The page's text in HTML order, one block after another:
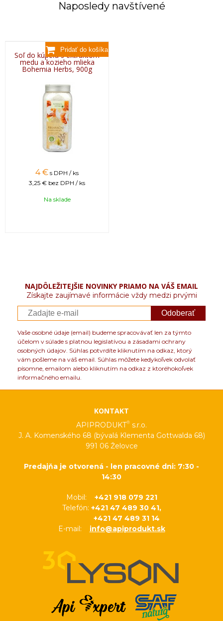
Naposledy navštívené
Soľ do kúpeľa s extraktom
medu a kozieho mlieka
Bohemia Herbs, 900g
4 € s DPH / ks
3,25 € bez DPH / ks
Na sklade
NAJDÔLEŽITEJŠIE NOVINKY PRIAMO NA VÁŠ EMAIL
Získajte zaujímavé informácie vždy medzi prvými
Odoberať
Vaše osobné údaje (email) budeme spracovávať len za týmto
účelom v súlade s platnou legislatívou a zásadami ochrany
osobných údajov. Súhlas potvrdíte kliknutím na odkaz, ktorý
vám pošleme na váš email. Súhlas môžete kedykoľvek odvolať
písomne, emailom alebo kliknutím na odkaz z ktoréhokoľvek
informačného emailu.
KONTAKT
APIPRODUKT® s.r.o.
J. A. Komenského 68 (bývalá Klementa Gottwalda 68)
991 06 Želovce
Predajňa je otvorená - len pracovné dni: 7:30 -
14:30
Mobil: +421 918 079 221
Telefón: +421 47 489 30 41,
+421 47 489 31 14
E-mail: info@apiprodukt.sk